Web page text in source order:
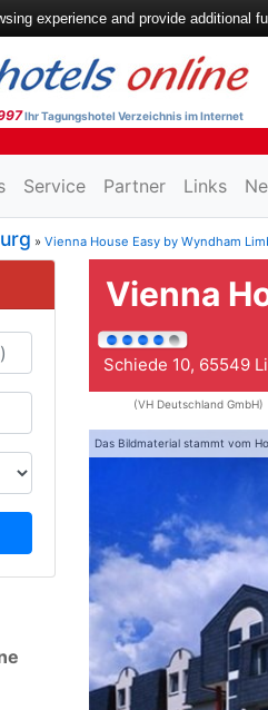
Ihr Tagungshotel Verzeichnis im Internet
Service Partner Links
» Vienna House Easy by Wyndham
Vienna
Schiede 10, 65549
(VH Deutschland GmbH)
Das Bildmaterial stammt vom
experience and provide additional